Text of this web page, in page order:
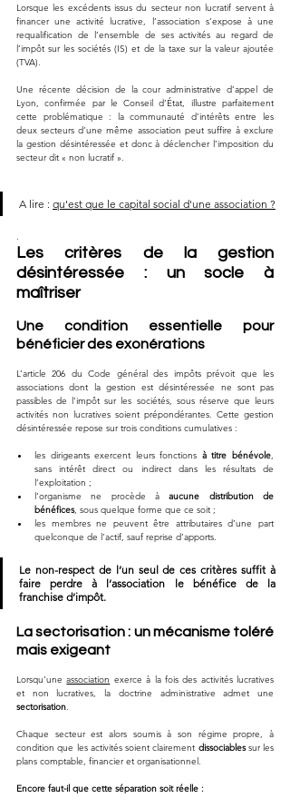
Lorsque les excédents issus du secteur non lucratif servent à
financer une activité lucrative, l’association s’expose à une
requalification de l’ensemble de ses activités au regard de
l’impôt sur les sociétés (IS) et de la taxe sur la valeur ajoutée
(TVA).
Une récente décision de la cour administrative d’appel de
Lyon, confirmée par le Conseil d’État, illustre parfaitement
cette problématique : la communauté d’intérêts entre les
deux secteurs d’une même association peut suffire à exclure
la gestion désintéressée et donc à déclencher l’imposition du
secteur dit « non lucratif ».
A lire : qu'est que le capital social d'une association ?
Les critères de la gestion
désintéressée : un socle à
maîtriser
Une condition essentielle pour
bénéficier des exonérations
L’article 206 du Code général des impôts prévoit que les
associations dont la gestion est désintéressée ne sont pas
passibles de l’impôt sur les sociétés, sous réserve que leurs
activités non lucratives soient prépondérantes. Cette gestion
désintéressée repose sur trois conditions cumulatives :
les dirigeants exercent leurs fonctions à titre bénévole
sans intérêt direct ou indirect dans les résultats de
l’exploitation ;
l’organisme ne procède à aucune distribution de
bénéfices, sous quelque forme que ce soit ;
les membres ne peuvent être attributaires d’une part
quelconque de l’actif, sauf reprise d’apports.
Le non-respect de l’un seul de ces critères suffit à
faire perdre à l’association le bénéfice de la
franchise d’impôt.
La sectorisation : un mécanisme toléré
mais exigeant
Lorsqu’une association exerce à la fois des activités lucratives
sectorisation
Chaque secteur est alors soumis à son régime propre, à
condition que les activités soient clairement dissociables sur les
plans comptable, financier et organisationnel.
Encore faut-il que cette séparation soit réelle :